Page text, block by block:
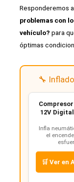
Responderemos
problemas con
vehículo? para
óptimas
🔧
12V Digital
Infla
el
🛒 Ver en